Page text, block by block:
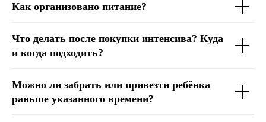
Как организовано питание?
Что делать после покупки интенсива? Куда
и когда подходить?
Можно ли забрать или привезти ребёнка
раньше указанного времени?